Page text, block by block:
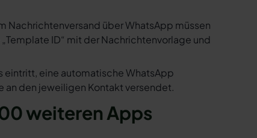
Nachrichtenversand über WhatsApp müssen
ID“ mit der Nachrichtenvorlage und
eintritt, eine automatische WhatsApp
an den jeweiligen Kontakt versendet.
weiteren Apps